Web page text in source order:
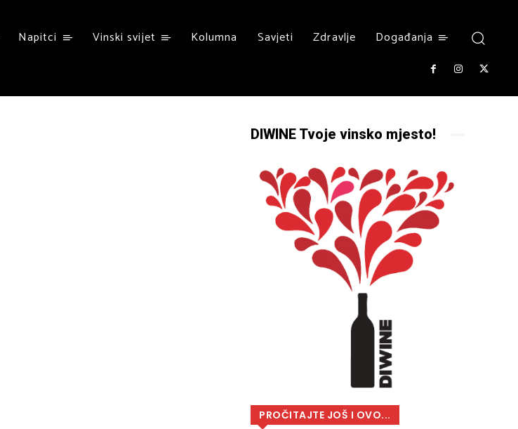
Napitci Vinski svijet Kolumna Savjeti Zdravlje Događanja
DIWINE Tvoje vinsko mjesto!
PROČITAJTE JOŠ I OVO...